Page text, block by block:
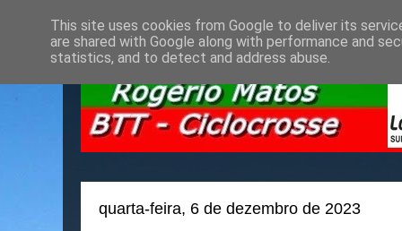
quarta-feira, 6 de dezembro de 2023
This site uses cookies from Google to deliver its
are shared with Google along with performance and
statistics, and to detect and address abuse.